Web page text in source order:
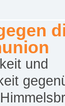
und